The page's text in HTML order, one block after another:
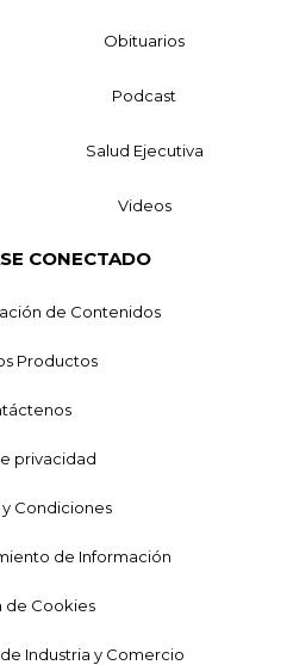
Obituarios
Podcast
Salud Ejecutiva
Videos
CONECTADO
de Contenidos
Productos
privacidad
y Condiciones
de Información
de Cookies
Industria y Comercio